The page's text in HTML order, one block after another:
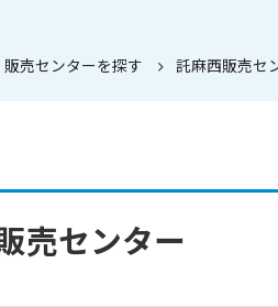
販売センターを探す 託麻西販売セ
売センター